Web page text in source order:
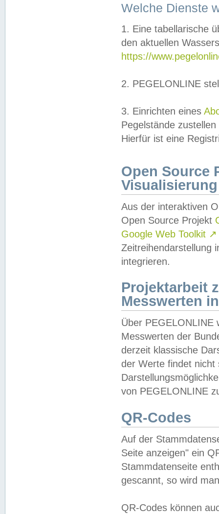
Welche Dienste
1. Eine tabellarische
den aktuellen
https://
2. PEGELONLINE
3. Einrichten eines
Pegelstände
Hierfür ist eine
Open Source
Visualisierung
Aus der interaktiven
Open Source Projekt
Google Web Toolkit ↗
Zeitreihendarstellung
integrieren.
Projektarbeit
Messwerten
Über PEGELONLINE
Messwerten der
derzeit klassische
der Werte findet
von PEGELONLINE
QR-Codes
Auf der
Seite anzeigen" ein
Stammdatenseite
gescannt, so wird
QR-Codes können